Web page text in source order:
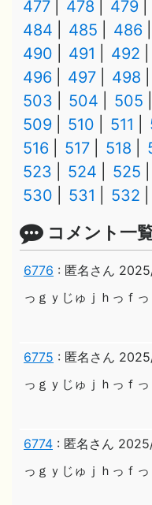
477 478 479
484
485 486
490
491 492
496
497 498
503
504 505
509
510 511
516
517 518
523
524 525
530
531 532
コメント一
6776 : 匿名さん
っｇｙじゅｊｈっｆっ
6775 : 匿名さん
っｇｙじゅｊｈっｆっ
6774 : 匿名さん
っｇｙじゅｊｈっｆっ